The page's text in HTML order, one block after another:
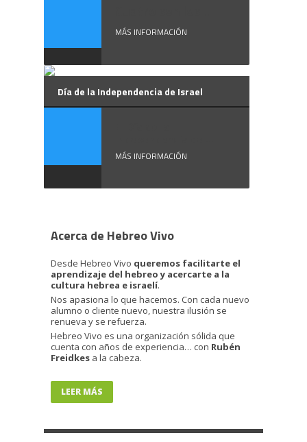
MÁS INFORMACIÓN
Día de la Independencia de Israel
MÁS INFORMACIÓN
Acerca de Hebreo Vivo
Desde Hebreo Vivo queremos facilitarte el
aprendizaje del hebreo y acercarte a la
cultura hebrea e israelí.
Nos apasiona lo que hacemos. Con cada nuevo
alumno o cliente nuevo, nuestra ilusión se
renueva y se refuerza.
Hebreo Vivo es una organización sólida que
cuenta con años de experiencia… con Rubén
Freidkes a la cabeza.
LEER MÁS